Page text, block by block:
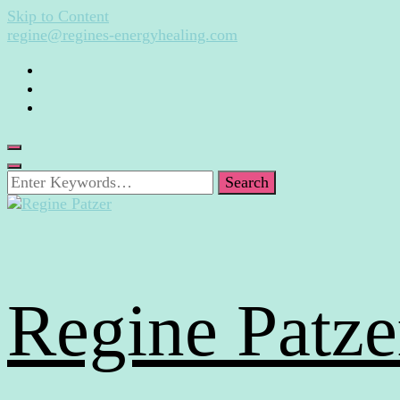
Skip to Content
regine@regines-energyhealing.com
Looking
for
Something?
Regine